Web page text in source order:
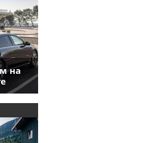
на